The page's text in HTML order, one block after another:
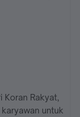
Rakyat,
untuk